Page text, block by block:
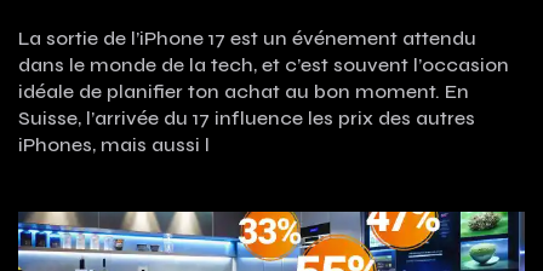
La sortie de l’iPhone 17 est un événement attendu
dans le monde de la tech, et c’est souvent l’occasion
idéale de planifier ton achat au bon moment. En
Suisse, l’arrivée du 17 influence les prix des autres
iPhones, mais aussi l